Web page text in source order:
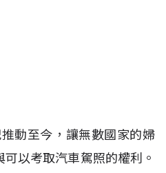
動至今，讓無數國家的婦
以考取汽車駕照的權利。